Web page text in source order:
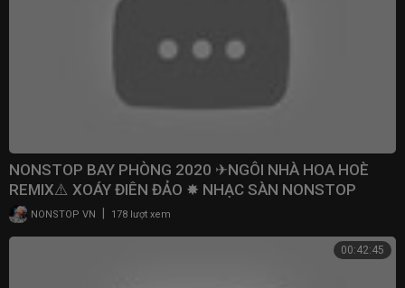
NONSTOP BAY PHÒNG 2020 ✈NGÔI NHÀ HOA HOÈ
REMIX⚠️ XOÁY ĐIÊN ĐẢO ✸ NHẠC SÀN NONSTOP
VINAHOUSE 2020
NONSTOP VN 178 lượt xem
00:42:45